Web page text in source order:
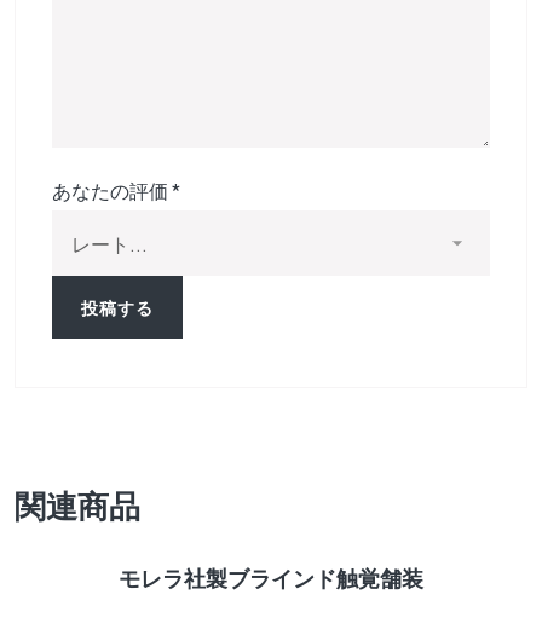
あなたの評価*
関連商品
モレラ社製ブラインド触覚舗装